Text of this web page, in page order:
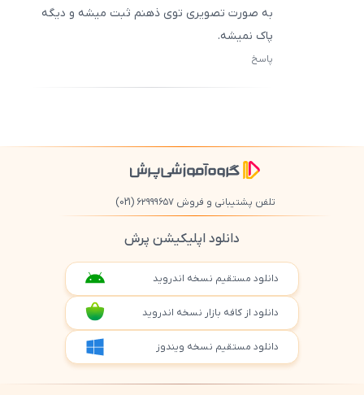
به صورت تصویری توی ذهنم ثبت میشه و دیگه
پاک نمیشه.
پاسخ
تلفن پشتیبانی و فروش ۶۲۹۹۹۶۵۷ (021)
دانلود اپلیکیشن پرش
دانلود مستقیم نسخه اندروید
دانلود از کافه بازار نسخه اندروید
دانلود مستقیم نسخه ویندوز